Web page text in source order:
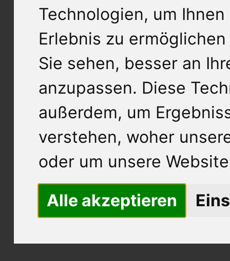
Technologien, um
Erlebnis zu
Sie sehen, besser an
anzupassen. Diese
außerdem, um
verstehen, woher
oder um unsere
Alle akzeptieren